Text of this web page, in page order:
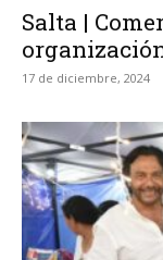
Salta |
17 de diciembre, 2024